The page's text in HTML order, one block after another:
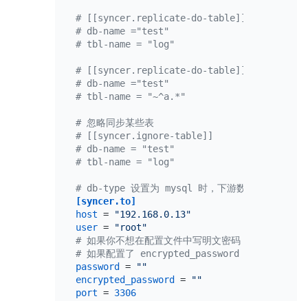
# [[syncer.replicate-do-table]]
# db-name ="test"
# tbl-name = "log"
# [[syncer.replicate-do-table]]
# db-name ="test"
# tbl-name = "~^a.*"
# 忽略同步某些表
# [[syncer.ignore-table]]
# db-name = "test"
# tbl-name = "log"
# db-type 设置为 mysql 时，下游数据库服务器参
[syncer.to]
host =
"192.168.0.13"
user =
"root"
# 如果你不想在配置文件中写明文密码，则可
# 如果配置了 encrypted_password 且非空，那
password =
""
encrypted_password =
""
port = 3306